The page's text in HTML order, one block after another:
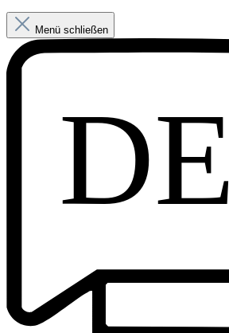
Menü schließen
DE